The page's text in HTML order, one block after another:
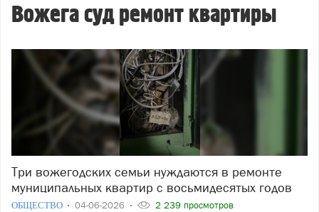
Вожега суд ремонт квартиры
Три вожегодских семьи нуждаются в ремонте
муниципальных квартир с восьмидесятых годов
ОБЩЕСТВО 04-06-2026 2 239 просмотров